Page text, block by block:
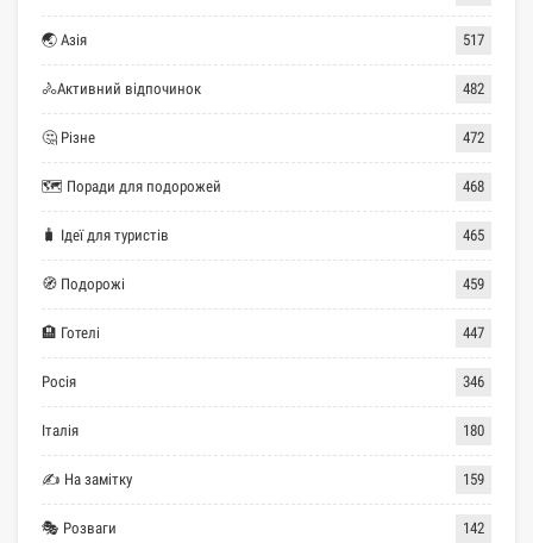
🌏 Азія 517
🚴Активний відпочинок 482
🤔 Різне 472
🗺 Поради для подорожей 468
🧳 Ідеї для туристів 465
🧭 Подорожі 459
🏨 Готелі 447
Росія 346
Італія 180
✍ На замітку 159
🎭 Розваги 142